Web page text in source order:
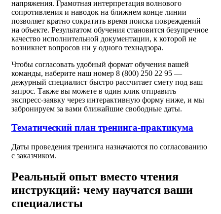
напряжения. Грамотная интерпретация волнового
сопротивления и наводок на ближнем конце линии
позволяет кратно сократить время поиска повреждений
на объекте. Результатом обучения становится безупречное
качество исполнительной документации, к которой не
возникнет вопросов ни у одного технадзора.
Чтобы согласовать удобный формат обучения вашей
команды, наберите наш номер 8 (800) 250 22 95 —
дежурный специалист быстро рассчитает смету под ваш
запрос. Также вы можете в один клик отправить
экспресс-заявку через интерактивную форму ниже, и мы
забронируем за вами ближайшие свободные даты.
Тематический план тренинга-практикума
Даты проведения тренинга назначаются по согласованию
с заказчиком.
Реальный опыт вместо чтения
инструкций: чему научатся ваши
специалисты